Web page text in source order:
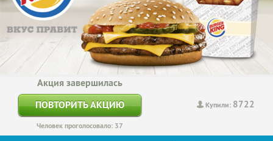
Купили: 8722
Акция завершилась
ПОВТОРИТЬ АКЦИЮ
Человек проголосовало: 37